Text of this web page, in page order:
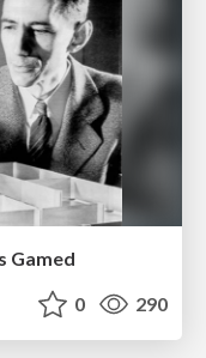
Gamed
0 290